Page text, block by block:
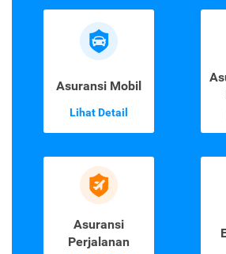
Asuransi Mobil
Lihat Detail
Asuransi
Perjalanan